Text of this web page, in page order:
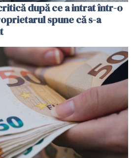
după ce a intrat într-o
spune că s-a